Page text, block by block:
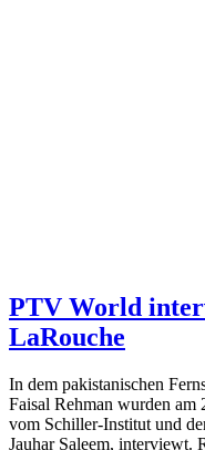
PTV World
LaRouche
In dem pakistanischen
Faisal Rehman wurden am
vom Schiller-Institut und
Jauhar Saleem, interviewt.